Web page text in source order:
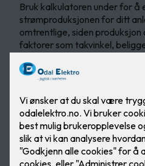
Bruk kalkulatoren under for å
strømproduksjonen for ditt
omtrentlige, siden
faktorer som takvinkel,